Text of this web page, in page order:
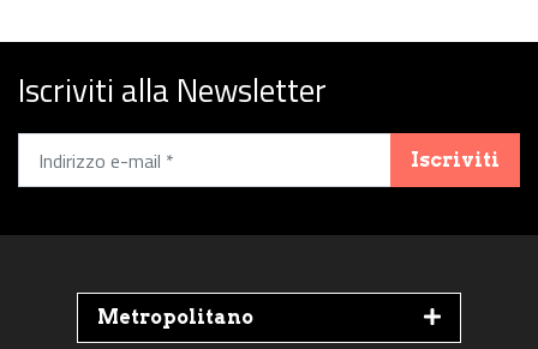
Iscriviti alla Newsletter
Iscriviti
Metropolitano